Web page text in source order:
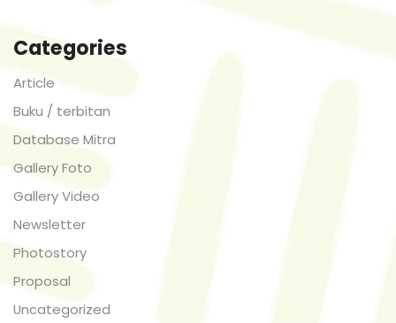
Categories
Article
Buku / terbitan
Database Mitra
Gallery Foto
Gallery Video
Newsletter
Photostory
Proposal
Uncategorized